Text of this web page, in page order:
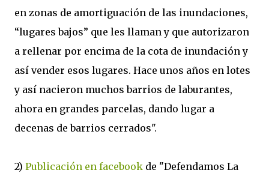
en zonas de amortiguación de las inundaciones,
“lugares bajos” que les llaman y que autorizaron
a rellenar por encima de la cota de inundación y
así vender esos lugares. Hace unos años en lotes
y así nacieron muchos barrios de laburantes,
ahora en grandes parcelas, dando lugar a
decenas de barrios cerrados".
2) Publicación en facebook de "Defendamos La